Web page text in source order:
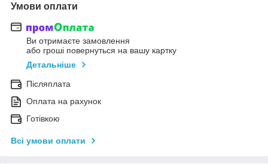
Умови оплати
Ви отримаєте замовлення
або гроші повернуться на вашу картку
Детальніше
Післяплата
Оплата на рахунок
Готівкою
Всі умови оплати